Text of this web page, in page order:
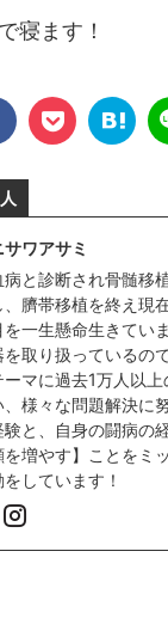
寝ます！
サワアサミ
病と診断され骨髄移
、臍帯移植を終え現
を一生懸命生きてい
を取り扱っているの
ーマに過去1万人以
、様々な問題解決に
験と、自身の闘病の
を増やす】ことをミ
しています！